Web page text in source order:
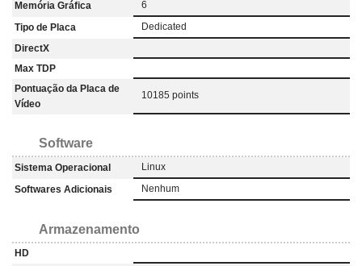
Memória Gráfica
6
Tipo de Placa
‎Dedicated
DirectX
Max TDP
Pontuação da Placa de
Vídeo
10185 points
Software
Sistema Operacional
Linux
Softwares Adicionais
Nenhum
Armazenamento
HD